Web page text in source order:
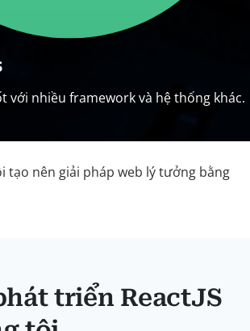
với nhiều framework và hệ thống khác.
tạo nên giải pháp web lý tưởng bằng
triển ReactJS